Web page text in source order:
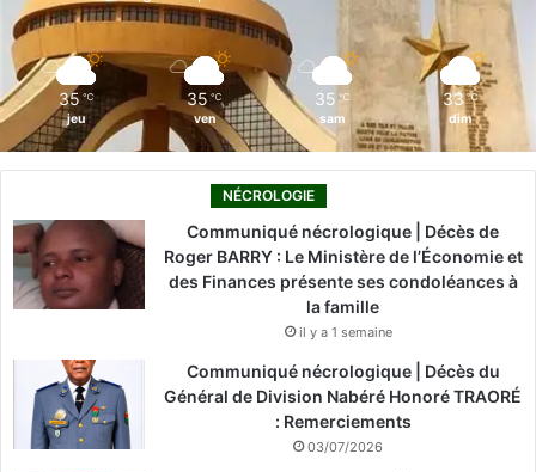
k
n
35 ℃
jeu
35 ℃
ven
35 ℃
sam
33 ℃
dim
NÉCROLOGIE
Communiqué nécrologique | Décès de
Roger BARRY : Le Ministère de l’Économie et
des Finances présente ses condoléances à
la famille
il y a 1 semaine
Communiqué nécrologique | Décès du
Général de Division Nabéré Honoré TRAORÉ
: Remerciements
03/07/2026